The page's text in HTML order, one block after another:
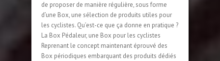
de proposer de manière régulière, sous forme
d’une Box, une sélection de produits utiles pour
les cyclistes. Qu’est-ce que ça donne en pratique ?
La Box Pédaleur, une Box pour les cyclistes
Reprenant le concept maintenant éprouvé des
Box périodiques embarquant des produits dédiés